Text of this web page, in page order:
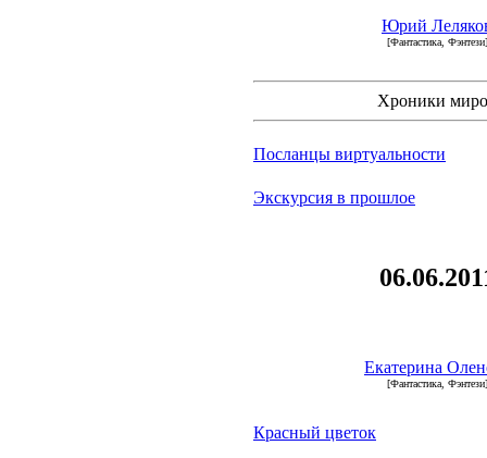
Юрий
[Фантастика, Фэнтези]
Хроники
Посланцы виртуальности
Экскурсия в прошлое
Екатерина
[Фантастика, Фэнтези]
Красный цветок